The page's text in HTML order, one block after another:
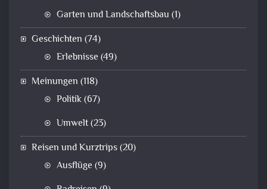
Garten und Landschaftsbau (1)
Geschichten (74)
Erlebnisse (49)
Meinungen (118)
Politik(67)
Umwelt(23)
Reisen und Kurztrips(20)
Ausflüge (9)